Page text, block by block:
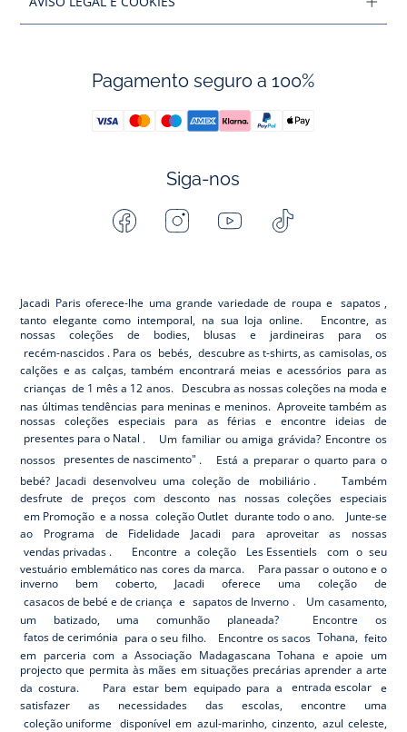
Pagamento seguro a 100%
Siga-nos
FacebookInstagramYoutube
Jacadi Paris oferece-lhe uma grande variedade de roupa e sapatos ,
tanto elegante como intemporal, na sua loja online. Encontre, as
nossas coleções de bodies, blusas e jardineiras para os
recém-nascidos . Para os bebés, descubre as t-shirts, as camisolas, os
calções e as calças, também encontrará meias e acessórios para as
crianças de 1 mês a 12 anos. Descubra as nossas coleções na moda e
nas últimas tendências para meninas e meninos. Aproveite também as
nossas coleções especiais para as férias e encontre ideias de
presentes para o Natal . Um familiar ou amiga grávida? Encontre os
nossos presentes de nascimento" . Está a preparar o quarto para o
bebé? Jacadi desenvolveu uma coleção de
mobiliário . Também
desfrute de preços com desconto nas nossas coleções especiais
em Promoção e a nossa coleção Outlet durante todo o ano. Junte-se
ao Programa de Fidelidade Jacadi para aproveitar as nossas
vendas privadas . Encontre a coleção Les Essentiels
com o seu
vestuário emblemático nas cores da marca. Para passar o outono e o
inverno bem coberto, Jacadi oferece uma coleção de
casacos de bebé e de criança e sapatos de Inverno . Um casamento,
um batizado, uma comunhão planeada? Encontre os
fatos de cerimónia para o seu filho. Encontre os sacos Tohana, feito
em parceria com a Associação Madagascana Tohana e apoie um
projecto que permita às mães em situações precárias aprender a arte
da costura. Para estar bem equipado para a
entrada escolar e
satisfazer as necessidades das escolas, encontre uma
coleção uniforme disponível em azul-marinho, cinzento, azul celeste,